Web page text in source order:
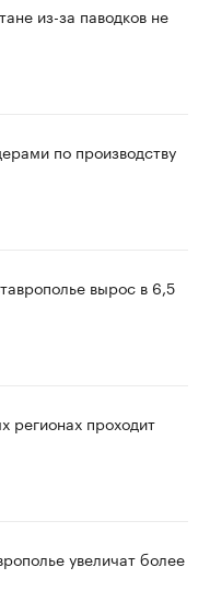
из-за паводков не
по производству
вырос в 6,5
регионах проходит
увеличат более